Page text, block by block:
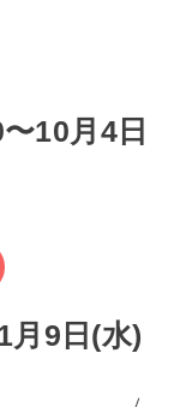
10月4日
月9日(水)